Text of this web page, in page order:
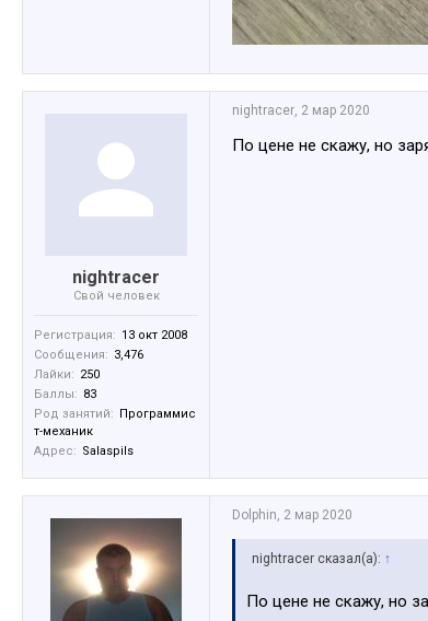
nightracer
Свой человек
Регистрация: 13 окт 2008
Сообщения: 3,476
Лайки: 250
Баллы: 83
Род занятий: Программис
т-механик
Адрес: Salaspils
nightracer 2 мар 2020
По цене не скажу, но
Dolphin 2 мар 2020
nightracer сказал(а): ↑
По цене не скажу, но